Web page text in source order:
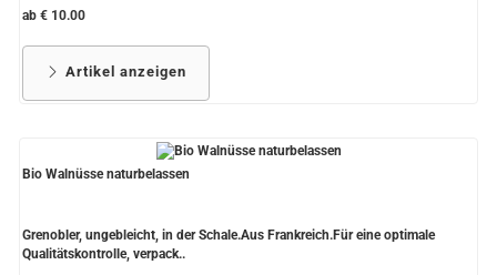
ab € 10.00
Artikel anzeigen
Bio Walnüsse naturbelassen
Grenobler, ungebleicht, in der Schale.Aus Frankreich.Für eine optimale
Qualitätskontrolle, verpack..